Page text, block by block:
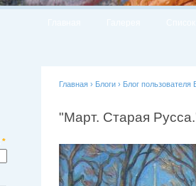
*
Главная › Блоги › Блог пользователя
"Март. Старая